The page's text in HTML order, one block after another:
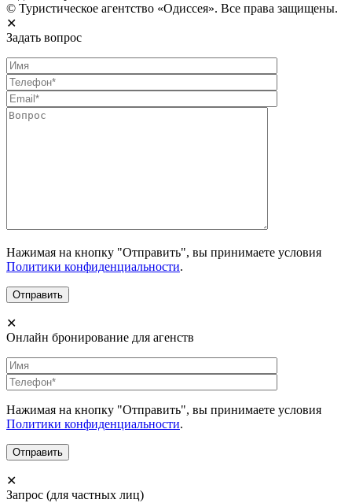
© Туристическое агентство «Одиссея». Все права защищены.
✕
Задать вопрос
Нажимая на кнопку "Отправить", вы принимаете условия
Политики конфиденциальности.
✕
Онлайн бронирование для агенств
Нажимая на кнопку "Отправить", вы принимаете условия
Политики конфиденциальности.
✕
Запрос (для частных лиц)